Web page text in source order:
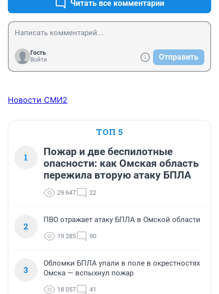
Читать все комментарии
Гость
Войти
Отправить
Новости СМИ2
ТОП 5
1
Пожар и две беспилотные
опасности: как Омская область
пережила вторую атаку БПЛА
29 647 22
2
ПВО отражает атаку БПЛА в Омской области
19 285 90
3
Обломки БПЛА упали в поле в окрестностях
Омска — вспыхнул пожар
18 057 41